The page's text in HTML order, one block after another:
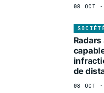
08 OCT
de
08 OCT